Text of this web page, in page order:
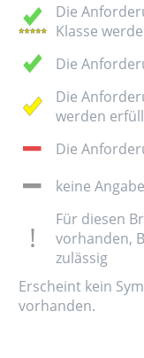
Die
Klasse
Die
Die
werden
Die
keine
Für diesen
vorhanden,
zulässig
Erscheint kein
vorhanden.